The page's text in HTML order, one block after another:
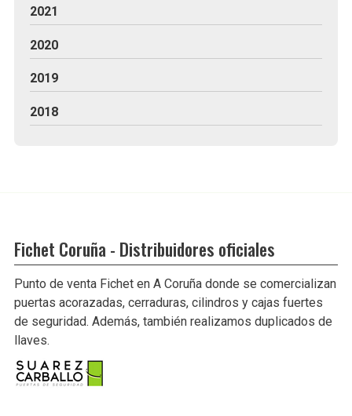
2021
2020
2019
2018
Fichet Coruña - Distribuidores oficiales
Punto de venta Fichet en A Coruña donde se comercializan
puertas acorazadas, cerraduras, cilindros y cajas fuertes
de seguridad. Además, también realizamos duplicados de
llaves.